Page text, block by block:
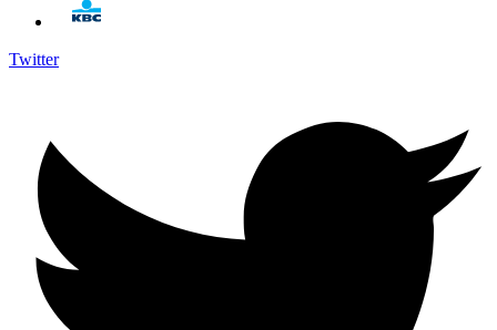
Twitter